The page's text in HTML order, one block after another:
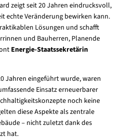
zeigt seit 20 Jahren eindrucksvoll,
echte Veränderung bewirken kann.
Lösungen und schafft
und Bauherren, Planende
Energie-Staatssekretärin
Jahren eingeführt wurde, waren
Einsatz erneuerbarer
noch keine
diese Aspekte als zentrale
– nicht zuletzt dank des
hat.